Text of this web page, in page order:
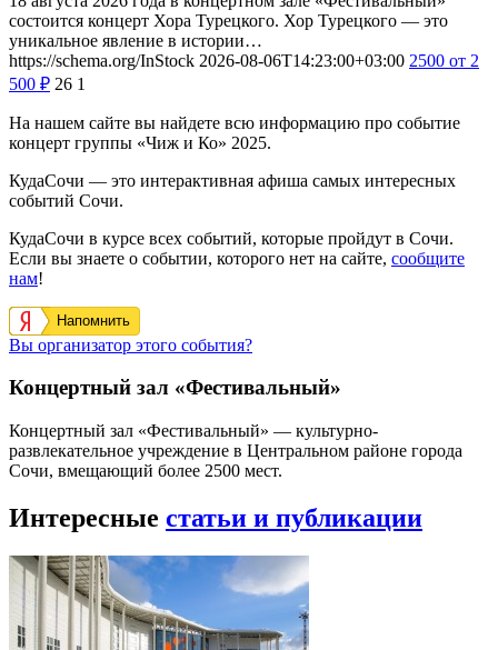
состоится концерт Хора Турецкого. Хор Турецкого — это
уникальное явление в истории…
https://schema.org/InStock 2026-08-06T14:23:00+03:00 2500 от 2
500 ₽ 26 1
На нашем сайте вы найдете всю информацию про событие
концерт группы «Чиж и Ко» 2025.
КудаСочи — это интерактивная афиша самых интересных
событий Сочи.
КудаСочи в курсе всех событий, которые пройдут в Сочи.
Если вы знаете о событии, которого нет на сайте, сообщите
нам!
Напомнить
Вы организатор этого события?
Концертный зал «Фестивальный»
Концертный зал «Фестивальный» — культурно-
развлекательное учреждение в Центральном районе города
Сочи, вмещающий более 2500 мест.
Интересные статьи и публикации